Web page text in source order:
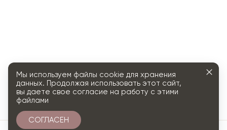
Мы используем файлы cookie для хранения
данных. Продолжая использовать этот сайт,
вы даете свое согласие на работу с этими
файлами
СОГЛАСЕН